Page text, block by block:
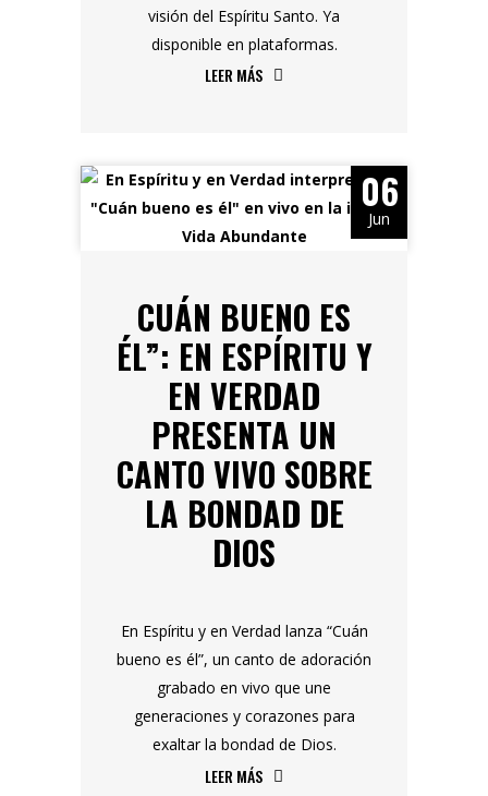
visión del Espíritu Santo. Ya
disponible en plataformas.
LEER MÁS
06
Jun
CUÁN BUENO ES
ÉL”: EN ESPÍRITU Y
EN VERDAD
PRESENTA UN
CANTO VIVO SOBRE
LA BONDAD DE
DIOS
En Espíritu y en Verdad lanza “Cuán
bueno es él”, un canto de adoración
grabado en vivo que une
generaciones y corazones para
exaltar la bondad de Dios.
LEER MÁS